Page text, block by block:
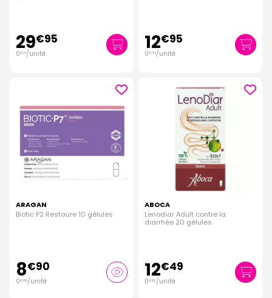
29€95
0€31/unité 12€95
0€43/unité
ARAGAN
Biotic P2 Restaure 10 gélules
8€90
0€89/unité
ABOCA
Lenodiar Adult contre la
diarrhée 20 gélules
12€49
0€62/unité